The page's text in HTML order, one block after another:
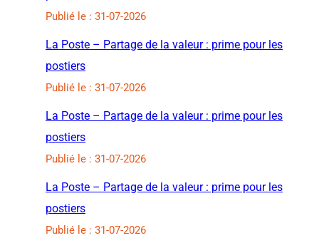
Publié le : 31-07-2026
La Poste – Partage de la valeur : prime pour les
postiers
Publié le : 31-07-2026
La Poste – Partage de la valeur : prime pour les
postiers
Publié le : 31-07-2026
La Poste – Partage de la valeur : prime pour les
postiers
Publié le : 31-07-2026